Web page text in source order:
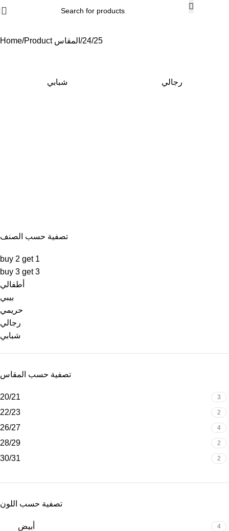
Home Product المقاس 24/25
شبابي رجالي
تصفية حسب الصنف
buy 2 get 1
buy 3 get 3
أطفالي
بيبي
حريمي
رجالي
شبابي
تصفية حسب المقاس
20/21 3
22/23 2
26/27 4
28/29 2
30/31 2
تصفية حسب اللون
أبيض 4